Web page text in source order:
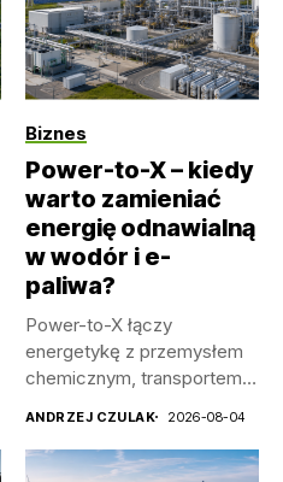
Biznes
Power-to-X – kiedy
warto zamieniać
energię odnawialną
w wodór i e-
paliwa?
Power-to-X łączy
energetykę z przemysłem
chemicznym, transportem i
ANDRZEJ CZULAK 2026-08-04